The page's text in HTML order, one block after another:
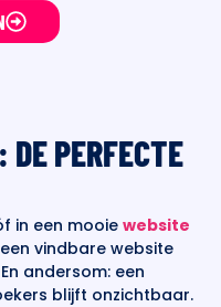
DE PERFECTE
in een mooiewebsite
vindbare website
andersom: een
blijft onzichtbaar.